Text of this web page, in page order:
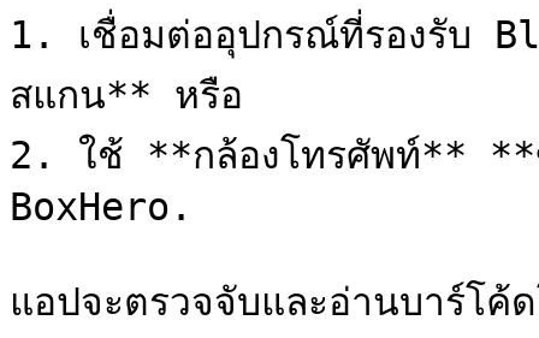
1. เชื่อมต่ออุปกรณ์ที่รองรับ
สแกน** หรือ
2. ใช้ **กล้องโทรศัพท์**
BoxHero.
แอปจะตรวจจับและอ่านบาร์โ